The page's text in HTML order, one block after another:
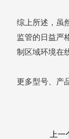
综上所述，虽
监管的日益严
制区域环境在
更多型号、产
上一